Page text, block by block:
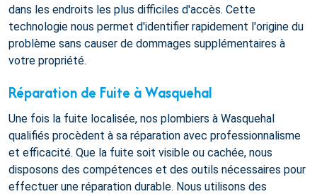
dans les endroits les plus difficiles d'accès. Cette
technologie nous permet d'identifier rapidement l'origine du
problème sans causer de dommages supplémentaires à
votre propriété.
Réparation de Fuite à Wasquehal
Une fois la fuite localisée, nos plombiers à Wasquehal
qualifiés procèdent à sa réparation avec professionnalisme
et efficacité. Que la fuite soit visible ou cachée, nous
disposons des compétences et des outils nécessaires pour
effectuer une réparation durable. Nous utilisons des